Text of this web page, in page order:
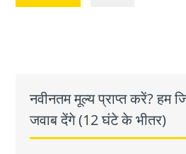
नवीनतम मूल्य प्राप्त करें? हम
जवाब देंगे (12 घंटे के भीतर)